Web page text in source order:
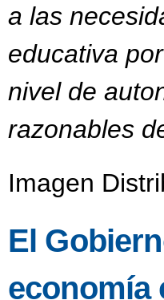
a las
educativa
nivel de
razonables
Imagen
El
economía